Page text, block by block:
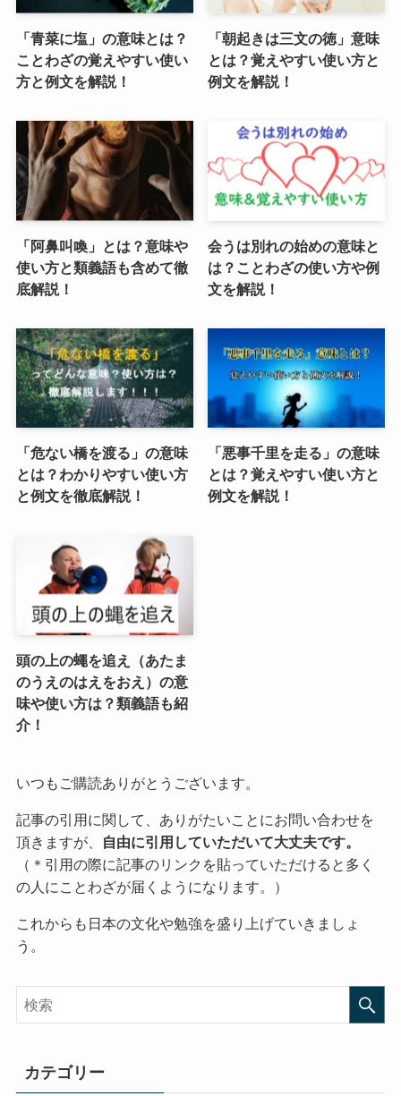
「青菜に塩」の意味とは？
ことわざの覚えやすい使い
方と例文を解説！
「朝起きは三文の徳」意味
とは？覚えやすい使い方と
例文を解説！
「阿鼻叫喚」とは？意味や
使い方と類義語も含めて徹
底解説！
会うは別れの始めの意味と
は？ことわざの使い方や例
文を解説！
「危ない橋を渡る」の意味
とは？わかりやすい使い方
と例文を徹底解説！
「悪事千里を走る」の意味
とは？覚えやすい使い方と
例文を解説！
頭の上の蠅を追え（あたま
のうえのはえをおえ）の意
味や使い方は？類義語も紹
介！
いつもご購読ありがとうございます。
記事の引用に関して、ありがたいことにお問い合わせを
頂きますが、
自由に引用していただいて大丈夫です。
（＊引用の際に記事のリンクを貼っていただけると多く
の人にことわざが届くようになります。）
これからも日本の文化や勉強を盛り上げていきましょ
う。
カテゴリー